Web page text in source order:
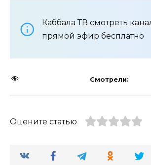
Каббала ТВ смотреть
прямой эфир бесплатно
Смотрели:
Оцените статью